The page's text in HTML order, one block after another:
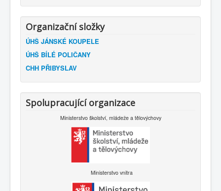
Organizační složky
ÚHŠ JÁNSKÉ KOUPELE
ÚHŠ BÍLÉ POLIČANY
CHH PŘIBYSLAV
Spolupracující organizace
Ministerstvo školství, mládeže a tělovýchovy
Ministerstvo vnitra